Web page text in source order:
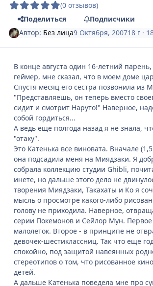
(0 отзывов)
Поделиться
Подписчики
Автор: Без лица9 Октября, 200718 г ·
В конце августа один 16-летний
геймер, мне сказал, что в моем доме
Спустя месяц его сестра позвонила из
"Представляешь, он теперь вместо
сидит и смотрит Наруто!" Наверное,
собой гордиться...
А ведь еще полгода назад я не знала,
"отаку".
Это Катенька все виновата. Вначале
она подсадила меня на Миядзаки. Я
собрала коллекцию студии Ghibli,
инете, но дальше этого дело не
творения Миядзаки, Такахаты и Ко я
мысль о просмотре какого-либо
голову не приходила. Наверное,
серии Покемонов и Сейлор Мун. Первое
малолеток. Второе - в принципе не
девочек-шестиклассниц. Так что еще
спокойно, под защитой навеянных
стереотипов о том, что рисованное
детей.
А дальше Катенька поведела мне про